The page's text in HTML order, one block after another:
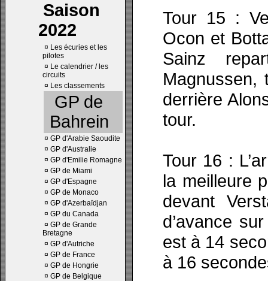
Saison
2022
¤ Les écuries et les
pilotes
¤ Le calendrier / les
circuits
¤ Les classements
GP de
Bahrein
¤ GP d'Arabie Saoudite
¤ GP d'Australie
¤ GP d'Emilie Romagne
¤ GP de Miami
¤ GP d'Espagne
¤ GP de Monaco
¤ GP d'Azerbaïdjan
¤ GP du Canada
¤ GP de Grande
Bretagne
¤ GP d'Autriche
¤ GP de France
¤ GP de Hongrie
¤ GP de Belgique
Tour 15 :
Ocon et
Sainz
Magnussen,
derrière
tour.
Tour 16 :
la meilleure
devant
d’avance
est à 14
à 16